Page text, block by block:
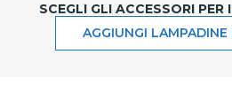
SCEGLI GLI ACCESSORI
AGGIUNGI LAMPADINE